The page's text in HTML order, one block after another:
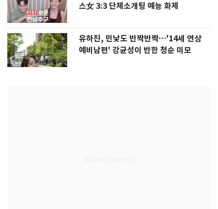
스女 3:3 단체소개팅 예능 화제
유하진, 민낯도 반짝반짝…'14세 연상
예비남편' 강균성이 반한 청순 미모